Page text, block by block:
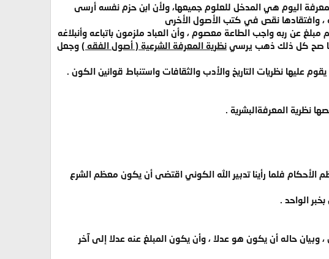
اليوم هي المدخل للعلوم جميعها، ولأن ابن حزم نفسه أرسى
، وافتقادها نقص في كتب الأصول الأخرى
عن ربه واجب الطاعة معصوم ، وأن العباد ملزمون باتباعه وأنبلاغه
لما صح كل ذلك ذهب يرسي نظرية المعرفة الشرعية ( أصول الفقه ) وجعل
نظريات التاريخ والأدب والثقافات واستنباط قوانين الكون .
نظرية المعرفةالبشرية .
فلما رأينا تدبير الله الكوني اقتضى أن يكون معظم الشرع
الواحد .
، وبيان حاله أن يكون هو عدلا ، وأن يكون المبلغ عنه عدلا إلى آخر